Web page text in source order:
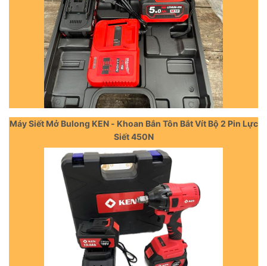
Máy Siết Mở Bulong KEN - Khoan Bắn Tôn Bắt Vít Bộ 2 Pin Lực
Siết 450N